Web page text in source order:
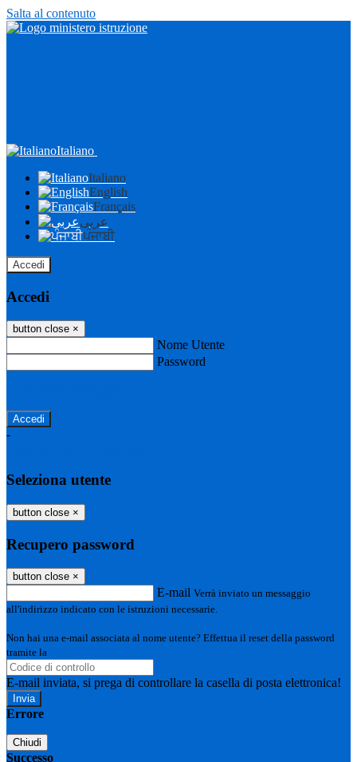
Salta al contenuto
Italiano
Italiano
English
Français
عربى
ਪੰਜਾਬੀ
Accedi
Accedi
button close ×
Nome Utente
Password
-
Seleziona utente
button close ×
Recupero password
button close ×
E-mail Verrà inviato un messaggio
all'indirizzo indicato con le istruzioni necessarie.
Non hai una e-mail associata al nome utente? Effettua il reset della password
tramite la
E-mail inviata, si prega di controllare la casella di posta elettronica!
Errore
Chiudi
Successo